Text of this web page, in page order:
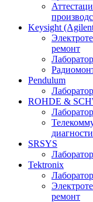
Keysight
ремонт
Pendulum
ROHDE &
SRSYS
Tektronix
ремонт